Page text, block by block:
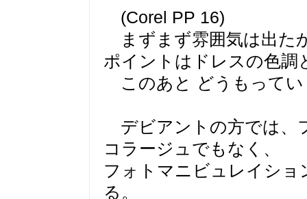
(Corel PP 16)
まずまず雰囲気は出た
ポイントはドレスの色調
このあと どうもってい
デビアントの方では、
コラージュでもなく、
フォトマニビュレイショ
る。